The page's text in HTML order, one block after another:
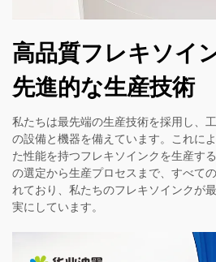
高品質フレキソイ
先進的な生産技術
私たちは最先端の生産技術を採用し、
の設備と機器を備えています。これに
た性能を持つフレキソインクを生産す
の選定から生産プロセスまで、すべて
れており、私たちのフレキソインクが
実にしています。